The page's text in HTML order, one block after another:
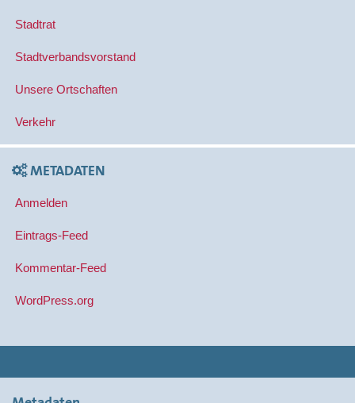
Stadtrat
Stadtverbandsvorstand
Unsere Ortschaften
Verkehr
METADATEN
Anmelden
Eintrags-Feed
Kommentar-Feed
WordPress.org